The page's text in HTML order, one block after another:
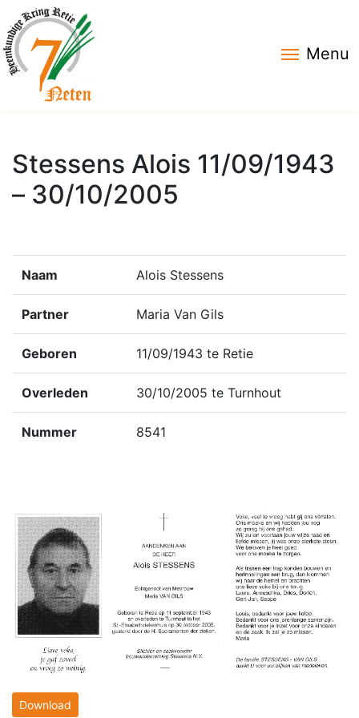
Menu
Stessens Alois 11/09/1943
– 30/10/2005
Naam Alois Stessens
Partner Maria Van Gils
Geboren 11/09/1943 te Retie
Overleden 30/10/2005 te Turnhout
Nummer 8541
Download